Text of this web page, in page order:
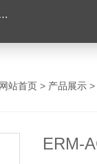
网站首页 > 产品展示 >
ERM-